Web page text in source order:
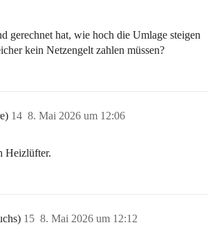
gerechnet hat, wie hoch die Umlage steigen
kein Netzengelt zahlen müssen?
8. Mai 2026 um 12:06
14
Heizlüfter.
8. Mai 2026 um 12:12
15